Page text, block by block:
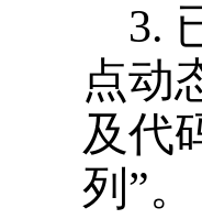
3.
点动
及代
列”。